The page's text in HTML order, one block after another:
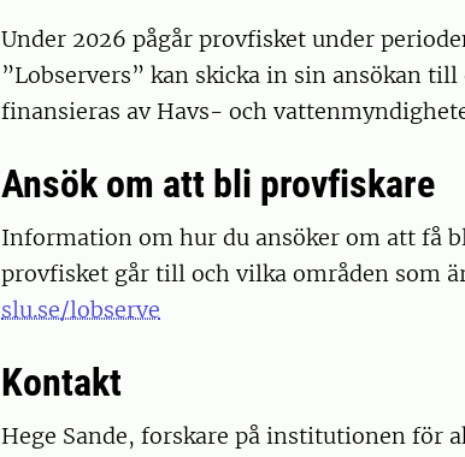
Under 2026 pågår provfisket under
”Lobservers” kan skicka in sin ansökan
finansieras av Havs- och
Ansök om att bli provfiskare
Information om hur du ansöker om att få
provfisket går till och vilka områden som
slu.se/lobserve
Kontakt
Hege Sande, forskare på institutionen för